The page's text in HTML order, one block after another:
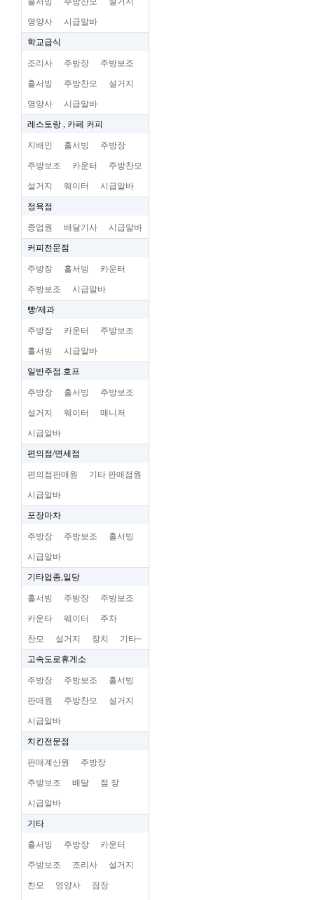
영양사 시급알바
학교급식
조리사 주방장 주방보조
홀서빙 주방찬모 설거지
영양사 시급알바
레스토랑 , 카페 커피
지배인 홀서빙 주방장
주방보조 카운터 주방찬모
설거지 웨이터 시급알바
정육점
종업원 배달기사 시급알바
커피전문점
주방장 홀서빙 카운터
주방보조 시급알바
빵/제과
주방장 카운터 주방보조
홀서빙 시급알바
일반주점.호프
주방장 홀서빙 주방보조
설거지 웨이터 매니저
시급알바
편의점/면세점
편의점판매원 기타 판매점원
시급알바
포장마차
주방장 주방보조 홀서빙
시급알바
기타업종,일당
홀서빙 주방장 주방보조
카운타 웨이터 주차
찬모 설거지 장치 기타~
고속도로휴게소
주방장 주방보조 홀서빙
판매원 주방찬모 설거지
시급알바
치킨전문점
판매계산원 주방장
주방보조 배달 점 장
시급알바
기타
홀서빙 주방장 카운터
주방보조 조리사 설거지
찬모 영양사 점장